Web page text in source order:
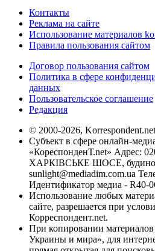
Контакты
Реклама на сайте
Использование материалов
Правила пользования сайтом
Договор пользования сайтом
Политика в сфере
данных
Пользовательское соглашение
Редакция
© 2000-2026, Korrespondent.net
Субъект в сфере онлайн-
«КореспонденТ.net» Адрес:
ХАРКІВСЬКЕ ШОСЕ, будинок
sunlight@mediadim.com.ua
Идентификатор медиа - R40-
Использование любых
сайте, разрешается при
Корреспондент.net.
При копировании
Украины и мира», для